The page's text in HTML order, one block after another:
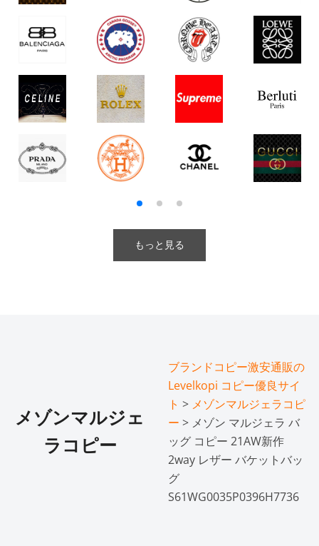
もっと見る
メゾンマルジェ
ラコピー
ブランドコピー激安通販の
Levelkopi コピー優良サイ
ト > メゾンマルジェラコピ
ー > メゾン マルジェラ バ
ッグ コピー 21AW新作
2way レザー バケットバッ
グ
S61WG0035P0396H7736